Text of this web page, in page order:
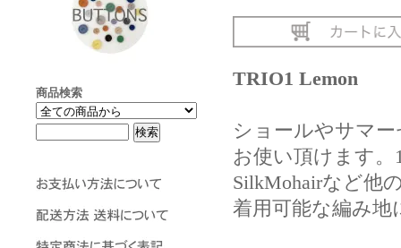
商品検索
TRIO1 Lemon
ショールやサマ
お使い頂けます。
SilkMohairなど他
着用可能な編み